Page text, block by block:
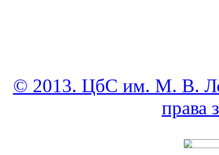
© 2013. ЦбС им. М. В.
права